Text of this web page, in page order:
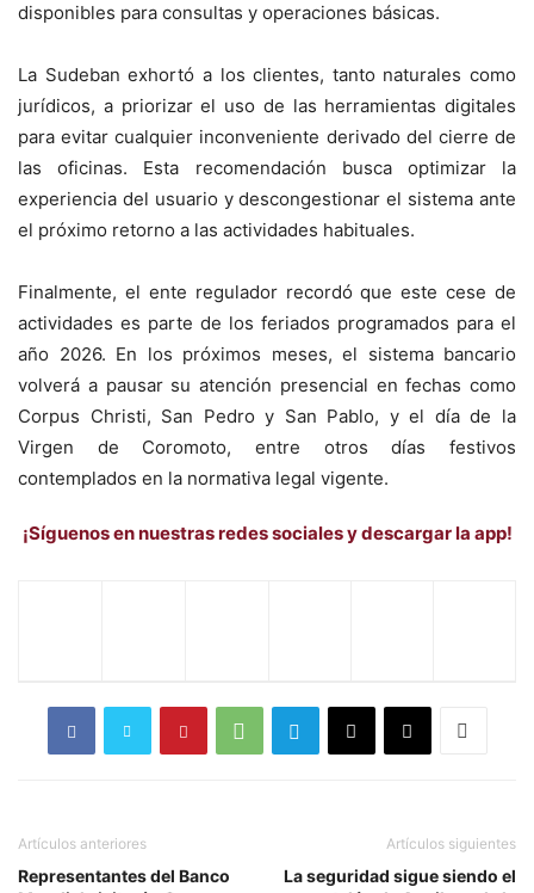
disponibles para consultas y operaciones básicas.
La Sudeban exhortó a los clientes, tanto naturales como
jurídicos, a priorizar el uso de las herramientas digitales
para evitar cualquier inconveniente derivado del cierre de
las oficinas. Esta recomendación busca optimizar la
experiencia del usuario y descongestionar el sistema ante
el próximo retorno a las actividades habituales.
Finalmente, el ente regulador recordó que este cese de
actividades es parte de los feriados programados para el
año 2026. En los próximos meses, el sistema bancario
volverá a pausar su atención presencial en fechas como
Corpus Christi, San Pedro y San Pablo, y el día de la
Virgen de Coromoto, entre otros días festivos
contemplados en la normativa legal vigente.
¡Síguenos en nuestras redes sociales y descargar la app!
Artículos anteriores
Representantes del Banco
Artículos siguientes
La seguridad sigue siendo el